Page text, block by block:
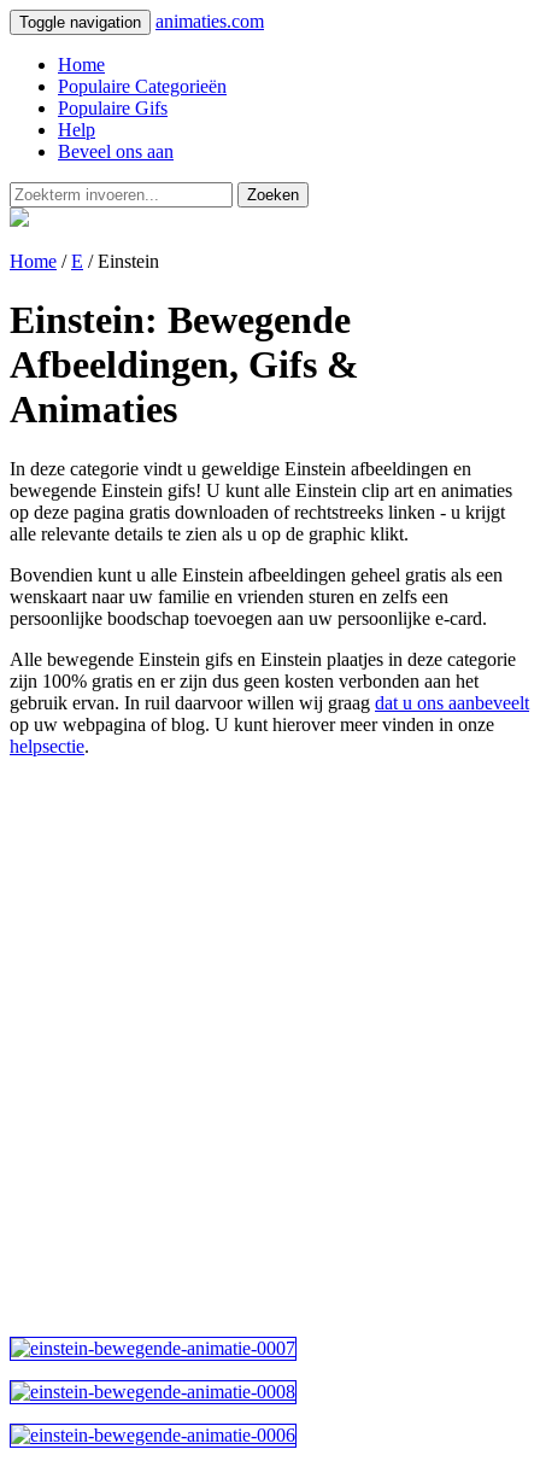
Toggle navigation animaties.com
Home
Populaire Categorieën
Populaire Gifs
Help
Beveel ons aan
Zoeken
Home /E / Einstein
Einstein: Bewegende
Afbeeldingen, Gifs &
Animaties
In deze categorie vindt u geweldige Einstein afbeeldingen en
bewegende Einstein gifs! U kunt alle Einstein clip art en animaties
op deze pagina gratis downloaden of rechtstreeks linken - u krijgt
alle relevante details te zien als u op de graphic klikt.
Bovendien kunt u alle Einstein afbeeldingen geheel gratis als een
wenskaart naar uw familie en vrienden sturen en zelfs een
persoonlijke boodschap toevoegen aan uw persoonlijke e-card.
Alle bewegende Einstein gifs en Einstein plaatjes in deze categorie
zijn 100% gratis en er zijn dus geen kosten verbonden aan het
gebruik ervan. In ruil daarvoor willen wij graag dat u ons aanbeveelt
op uw webpagina of blog. U kunt hierover meer vinden in onze
helpsectie.